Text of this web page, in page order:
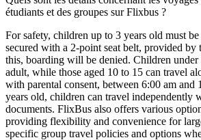
étudiants et des groupes sur Flixbus ?
For safety, children up to 3 years old must
secured with a 2-point seat belt, provided by
this, boarding will be denied. Children under
adult, while those aged 10 to 15 can travel
with parental consent, between 6:00 am and
years old, children can travel independently
documents. FlixBus also offers various
providing flexibility and convenience for
specific group travel policies and options